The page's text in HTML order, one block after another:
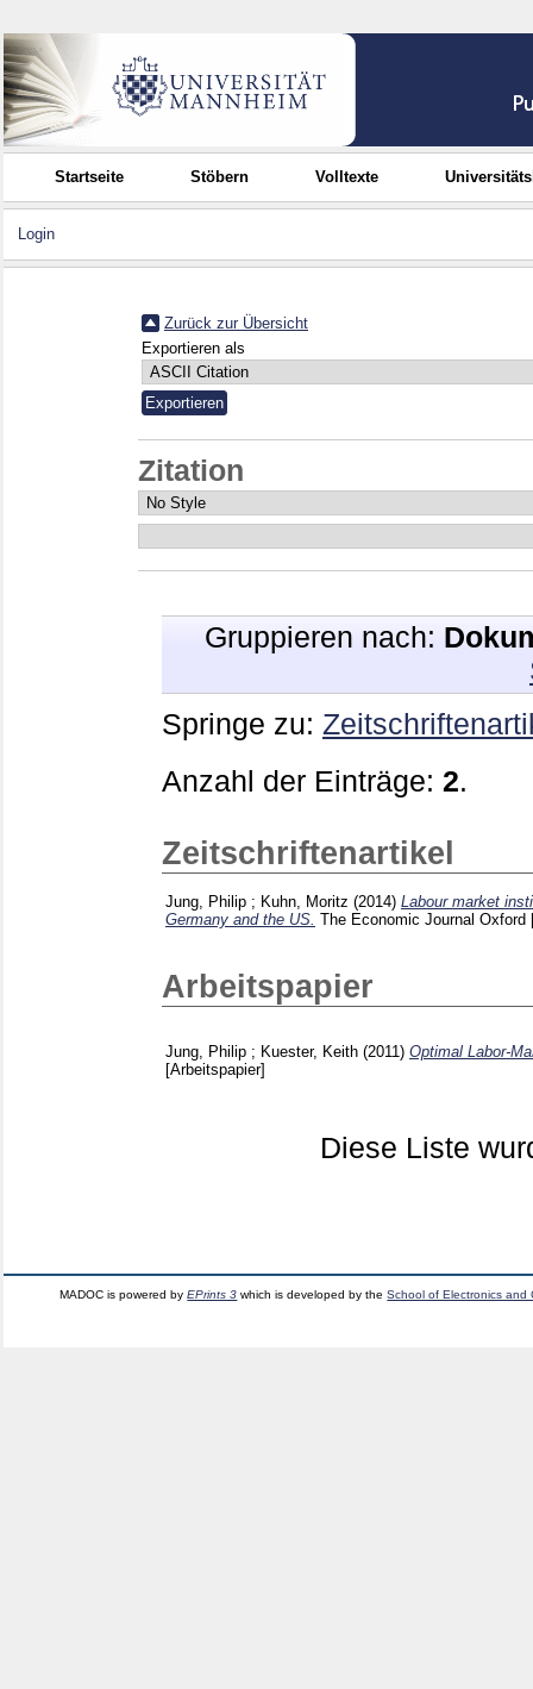
Startseite Stöbern Volltexte
Login
Zurück zur Übersicht
Exportieren als
Zitation
Gruppieren nach:
Springe zu:
Anzahl der Einträge: 2.
Zeitschriftenartikel
Jung, Philip ; Kuhn, Moritz (2014) Labour market
Germany and the US. The Economic Journal
Arbeitspapier
Jung, Philip ; Kuester, Keith (2011) Optimal Labor-
[Arbeitspapier]
Diese Liste
MADOC is powered byEPrints 3 which is developed by theSchool of Electronics and